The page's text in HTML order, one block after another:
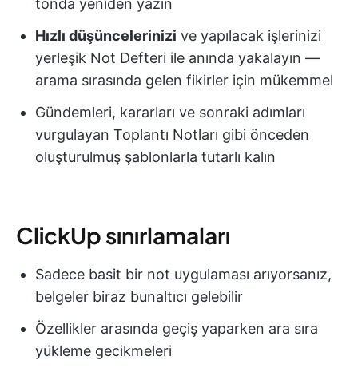
tonda yeniden yazın
Hızlı düşüncelerinizi ve yapılacak işlerinizi
yerleşik Not Defteri ile anında yakalayın —
arama sırasında gelen fikirler için mükemmel
Gündemleri, kararları ve sonraki adımları
vurgulayan Toplantı Notları gibi önceden
oluşturulmuş şablonlarla tutarlı kalın
ClickUp sınırlamaları
Sadece basit bir not uygulaması arıyorsanız,
belgeler biraz bunaltıcı gelebilir
Özellikler arasında geçiş yaparken ara sıra
yükleme gecikmeleri